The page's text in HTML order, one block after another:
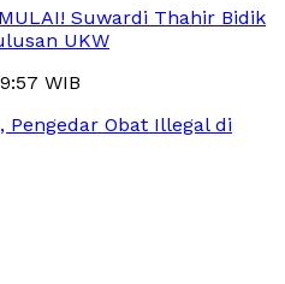
Suwardi Thahir Bidik
UKW
WIB
Pengedar Obat Illegal di